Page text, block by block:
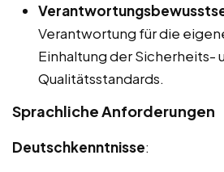
Verantwortung für die
Einhaltung der Sicherheits-
Qualitätsstandards.
Sprachliche Anforderungen
Deutschkenntnisse: